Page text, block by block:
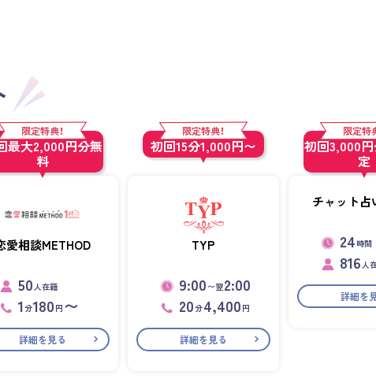
限定特典！
最大2,000円分無
料
愛相談METHOD
50人在籍
1分180 円 〜
詳細を見る
限定特典！
初回15分1,000円〜
TYP
9:00 〜翌2:00
20分4,400 円
詳細を見る
限定特
初回3,000
定
チャット占
24 時間
816人
詳細を